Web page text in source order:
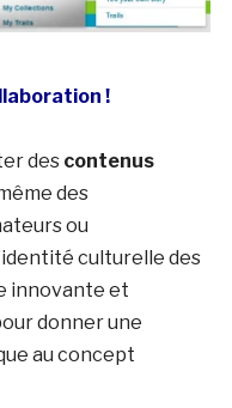
!
des contenus
des
ou
culturelle des
innovante et
donner une
au concept